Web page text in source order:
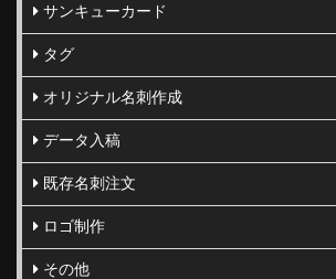
サンキューカード
タグ
オリジナル名刺作成
データ入稿
既存名刺注文
ロゴ制作
その他